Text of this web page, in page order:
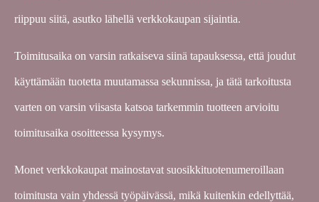
riippuu siitä, asutko lähellä verkkokaupan sijaintia.
Toimitusaika on varsin ratkaiseva siinä tapauksessa, että joudut
käyttämään tuotetta muutamassa sekunnissa, ja tätä tarkoitusta
varten on varsin viisasta katsoa tarkemmin tuotteen arvioitu
toimitusaika osoitteessa kysymys.
Monet verkkokaupat mainostavat suosikkituotenumeroillaan
toimitusta vain yhdessä työpäivässä, mikä kuitenkin edellyttää,